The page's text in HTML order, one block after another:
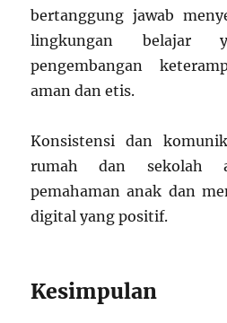
bertanggung jawab
lingkungan belajar
pengembangan
aman dan etis.
Konsistensi dan
rumah dan sekolah
pemahaman anak dan
digital yang positif.
Kesimpulan